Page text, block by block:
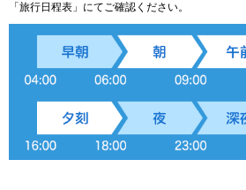
「旅行日程表」にてご確認ください。